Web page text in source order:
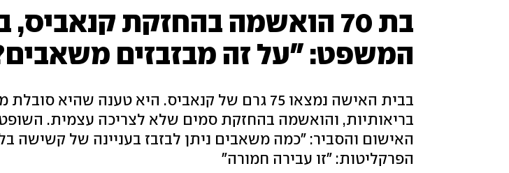
בת 70 הואשמה בהחזקת קנאביס,
המשפט: "על זה מבזבזים
בבית האישה נמצאו 75 גרם של קנאביס. היא טענה שהיא
בריאותיות, והואשמה בהחזקת סמים שלא לצריכה עצמית.
האישום והסביר: "כמה משאבים ניתן לבזבז בעניינה של קשישה
הפרקליטות: "זו עבירה חמורה"